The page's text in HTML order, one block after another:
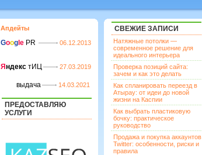
Апдейты
Goog le PR 06.12.2013
Я ндекс тИЦ 27.03.2019
выдача 14.03.2021
ПРЕДОСТАВЛЯЮ
УСЛУГИ
СВЕЖИЕ ЗАПИСИ
Натяжные потолки —
современное решение для
идеального интерьера
Проверка позиций сайта:
зачем и как это делать
Как спланировать переезд в
Атырау: от идеи до новой
жизни на Каспии
Как выбрать пластиковую
бочку: практическое
руководство
Продажа и покупка аккаунтов
Twitter: особенности, риски и
правила